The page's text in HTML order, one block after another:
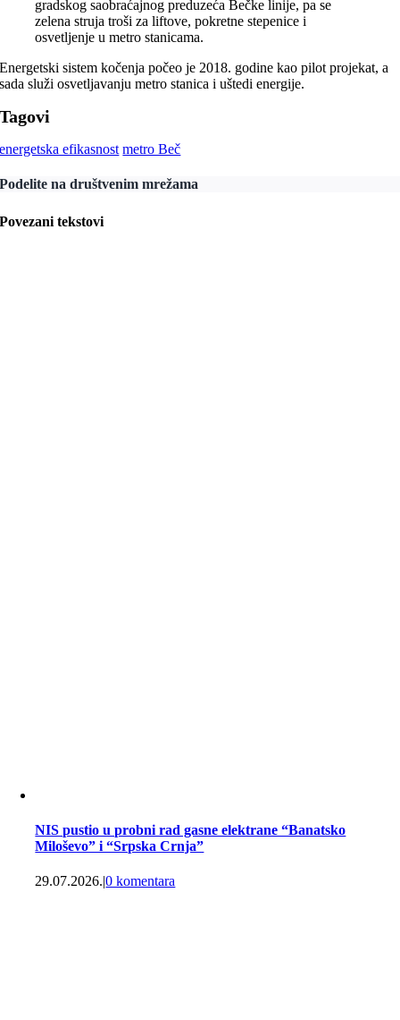
gradskog saobraćajnog preduzeća Bečke linije, pa se
zelena struja troši za liftove, pokretne stepenice i
osvetljenje u metro stanicama.
Energetski sistem kočenja počeo je 2018. godine kao pilot projekat, a
sada služi osvetljavanju metro stanica i uštedi energije.
Tagovi
energetska efikasnost metro Beč
Podelite na društvenim mrežama
Povezani tekstovi
NIS pustio u probni rad gasne elektrane “Banatsko
Miloševo” i “Srpska Crnja”
29.07.2026.|0 komentara